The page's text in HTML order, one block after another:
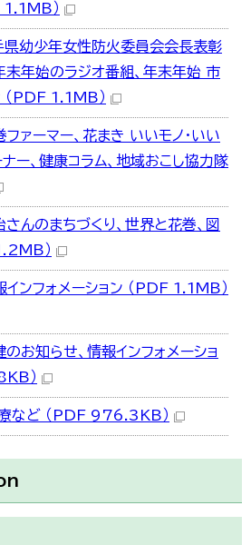
1.1MB）
幼少年女性防火委員会会長表彰
末年始のラジオ番組、年末年始 市
PDF 1.1MB）
ァーマー、花まき いいモノ・いい
ナー、健康コラム、地域おこし協力隊
んのまちづくり、世界と花巻、図
）
ンフォメーション （PDF 1.1MB）
お知らせ、情報インフォメーショ
）
など （PDF 976.3KB）